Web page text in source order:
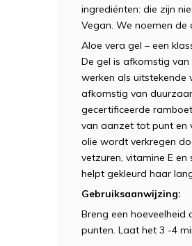
ingrediënten: die zijn
Vegan. We noemen de
Aloe vera gel – een
De gel is afkomstig
werken als uitstekende
afkomstig van
gecertificeerde
van aanzet tot punt en
olie wordt verkregen
vetzuren, vitamine E
helpt gekleurd haar
Gebruiksaanwijzing:
Breng een
punten. Laat het 3 -4